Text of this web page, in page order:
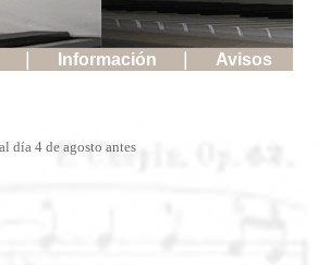
Información Avisos
día 4 de agosto antes